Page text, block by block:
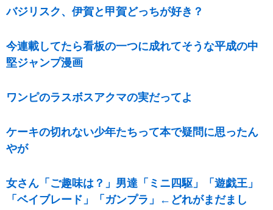
バジリスク、伊賀と甲賀どっちが好き？
今連載してたら看板の一つに成れてそうな平成の中
堅ジャンプ漫画
ワンピのラスボスアクマの実だってよ
ケーキの切れない少年たちって本で疑問に思ったん
やが
女さん「ご趣味は？」男達「ミニ四駆」「遊戯王」
「ベイブレード」「ガンプラ」←どれがまだまし